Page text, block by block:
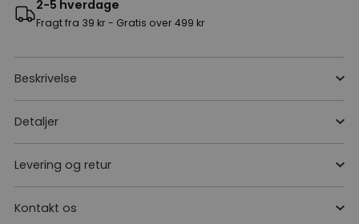
2-5 hverdage
Fragt fra 39 kr - Gratis over 499 kr
Beskrivelse
Detaljer
Levering og retur
Kontakt os